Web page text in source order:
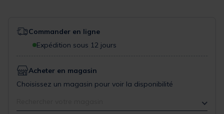
Commander en ligne
Expédition sous 12 jours
Acheter en magasin
Choisissez un magasin pour voir la disponibilité